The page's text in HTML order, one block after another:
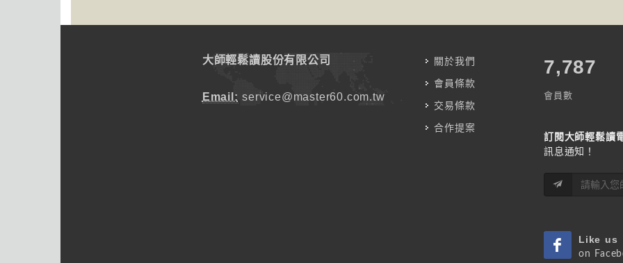
大師輕鬆讀股份有限公司
Email: service@master60.com.tw
關於我們
會員條款
交易條款
合作提案
7,787
會員數
訂閱大師輕鬆讀
訊息通知！
Like us
on